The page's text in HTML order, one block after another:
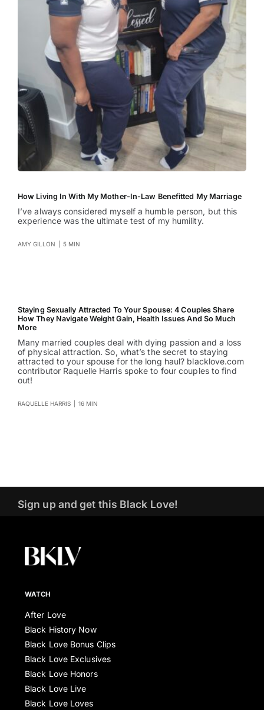
How Living In With My Mother-In-Law Benefitted My Marriage
I’ve always considered myself a humble person, but this
experience was the ultimate test of my humility.
AMY GILLON 5 MIN
Staying Sexually Attracted To Your Spouse: 4 Couples Share
How They Navigate Weight Gain, Health Issues And So Much
More
Many married couples deal with dying passion and a loss
of physical attraction. So, what’s the secret to staying
attracted to your spouse for the long haul? blacklove.com
contributor Raquelle Harris spoke to four couples to find
out!
RAQUELLE HARRIS 16 MIN
Sign up and get this Black Love!
WATCH
After Love
Black History Now
Black Love Bonus Clips
Black Love Exclusives
Black Love Honors
Black Love Live
Black Love Loves